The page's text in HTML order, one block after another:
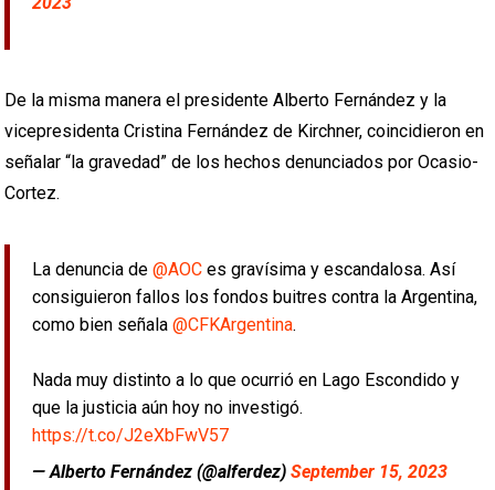
De la misma manera el presidente Alberto Fernández y la
vicepresidenta Cristina Fernández de Kirchner, coincidieron en
señalar “la gravedad” de los hechos denunciados por Ocasio-
Cortez.
La denuncia de@AOC es gravísima y escandalosa. Así
consiguieron fallos los fondos buitres contra la Argentina,
como bien señala@CFKArgentina.
Nada muy distinto a lo que ocurrió en Lago Escondido y
que la justicia aún hoy no investigó.
https://t.co/J2eXbFwV57
— Alberto Fernández (@alferdez)September 15, 2023